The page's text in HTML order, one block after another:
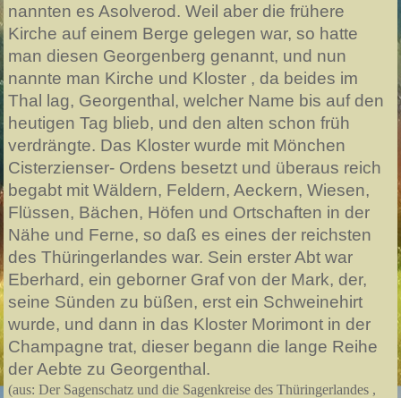
nannten es Asolverod. Weil aber die frühere
Kirche auf einem Berge gelegen war, so hatte
man diesen Georgenberg genannt, und nun
nannte man Kirche und Kloster , da beides im
Thal lag, Georgenthal, welcher Name bis auf den
heutigen Tag blieb, und den alten schon früh
verdrängte. Das Kloster wurde mit Mönchen
Cisterzienser- Ordens besetzt und überaus reich
begabt mit Wäldern, Feldern, Aeckern, Wiesen,
Flüssen, Bächen, Höfen und Ortschaften in der
Nähe und Ferne, so daß es eines der reichsten
des Thüringerlandes war. Sein erster Abt war
Eberhard, ein geborner Graf von der Mark, der,
seine Sünden zu büßen, erst ein Schweinehirt
wurde, und dann in das Kloster Morimont in der
Champagne trat, dieser begann die lange Reihe
der Aebte zu Georgenthal.
(aus: Der Sagenschatz und die Sagenkreise des Thüringerlandes ,